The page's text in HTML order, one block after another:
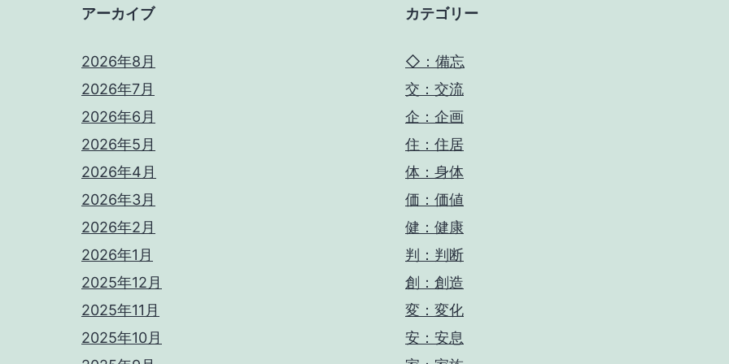
アーカイブ
2026年8月
2026年7月
2026年6月
2026年5月
2026年4月
2026年3月
2026年2月
2026年1月
2025年12月
2025年11月
2025年10月
カテゴリー
◇：備忘
交：交流
企：企画
住：住居
体：身体
価：価値
健：健康
判：判断
創：創造
変：変化
安：安息